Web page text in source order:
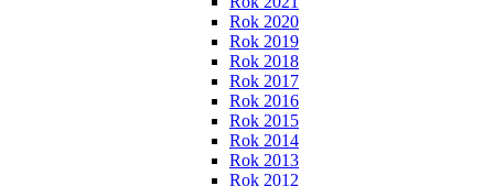
Rok 2020
Rok 2019
Rok 2018
Rok 2017
Rok 2016
Rok 2015
Rok 2014
Rok 2013
Rok 2012